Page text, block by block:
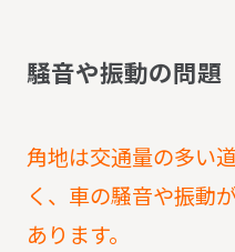
騒音や振動の問題
角地は交通量の多い
く、車の騒音や振動
あります。